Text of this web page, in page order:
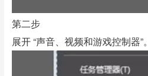
第二步
展开 “声音、视频和游戏控制器”。